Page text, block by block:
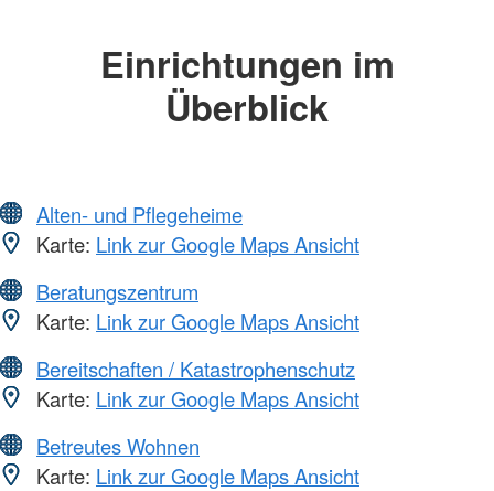
Einrichtungen im
Überblick
Alten- und Pflegeheime
Karte: Link zur Google Maps Ansicht
Beratungszentrum
Karte: Link zur Google Maps Ansicht
Bereitschaften / Katastrophenschutz
Karte: Link zur Google Maps Ansicht
Betreutes Wohnen
Karte: Link zur Google Maps Ansicht